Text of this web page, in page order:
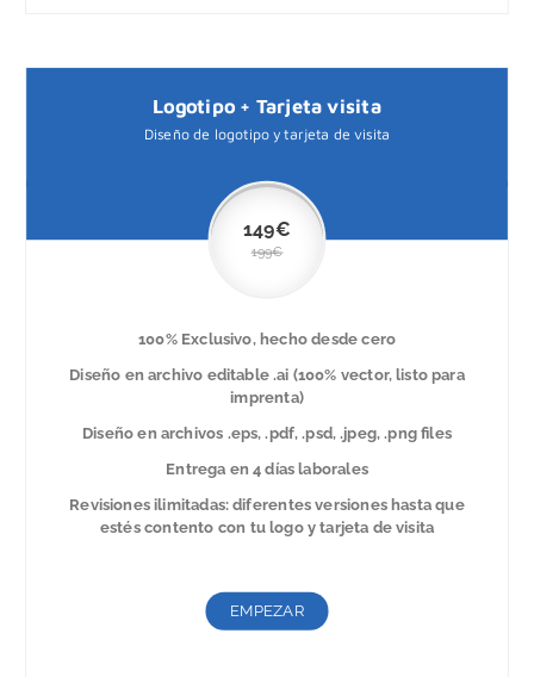
Logotipo + Tarjeta visita
Diseño de logotipo y tarjeta de visita
149€
199€
100% Exclusivo, hecho desde cero
Diseño en archivo editable .ai (100% vector, listo para
imprenta)
Diseño en archivos .eps, .pdf, .psd, .jpeg, .png files
Entrega en 4 días laborales
Revisiones ilimitadas: diferentes versiones hasta que
estés contento con tu logo y tarjeta de visita
EMPEZAR